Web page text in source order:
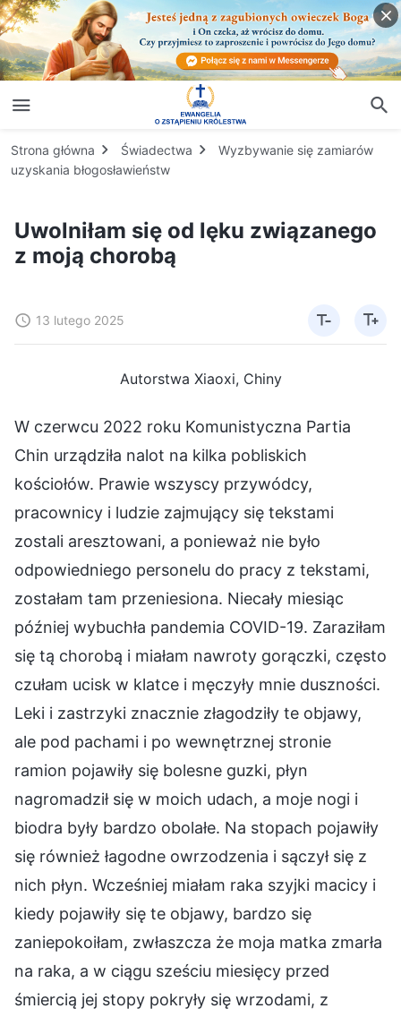
Strona główna Świadectwa
Wyzbywanie się zamiarów
uzyskania błogosławieństw
Uwolniłam się od lęku związanego
z moją chorobą
13 lutego 2025
Autorstwa Xiaoxi, Chiny
W czerwcu 2022 roku Komunistyczna Partia
Chin urządziła nalot na kilka pobliskich
kościołów. Prawie wszyscy przywódcy,
pracownicy i ludzie zajmujący się tekstami
zostali aresztowani, a ponieważ nie było
odpowiedniego personelu do pracy z tekstami,
zostałam tam przeniesiona. Niecały miesiąc
później wybuchła pandemia COVID-19. Zaraziłam
się tą chorobą i miałam nawroty gorączki, często
czułam ucisk w klatce i męczyły mnie duszności.
Leki i zastrzyki znacznie złagodziły te objawy,
ale pod pachami i po wewnętrznej stronie
ramion pojawiły się bolesne guzki, płyn
nagromadził się w moich udach, a moje nogi i
biodra były bardzo obolałe. Na stopach pojawiły
się również łagodne owrzodzenia i sączył się z
nich płyn. Wcześniej miałam raka szyjki macicy i
kiedy pojawiły się te objawy, bardzo się
zaniepokoiłam, zwłaszcza że moja matka zmarła
na raka, a w ciągu sześciu miesięcy przed
śmiercią jej stopy pokryły się wrzodami, z